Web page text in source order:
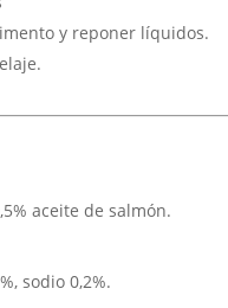
y reponer líquidos.
aceite de salmón.
sodio 0,2%.